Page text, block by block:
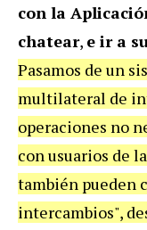
con la
chatear, e ir a
Pasamos de un
multilateral de
operaciones no
con usuarios de
también pueden
intercambios",